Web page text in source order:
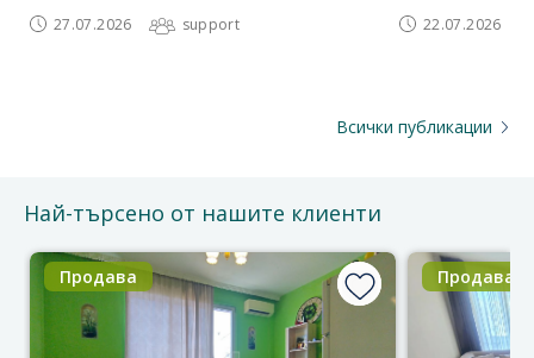
27.07.2026 support 22.07.2026
Всички публикации
Най-търсено от нашите клиенти
Продава Продава